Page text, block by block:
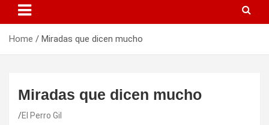
Home Miradas que dicen mucho
Miradas que dicen mucho
El Perro Gil